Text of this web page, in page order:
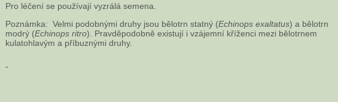
Pro léčení se používají vyzrálá semena.
Poznámka: Velmi podobnými druhy jsou bělotrn statný (Echinops exaltatus) a bělotrn
modrý (Echinops ritro). Pravděpodobně existují i vzájemní kříženci mezi bělotrnem
kulatohlavým a příbuznými druhy.
-